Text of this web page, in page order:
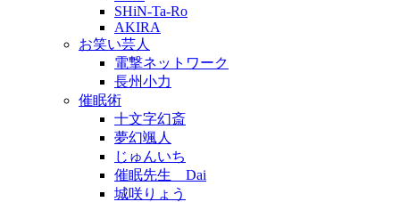
SHiN-Ta-Ro
AKIRA
お笑い芸人
電撃ネットワーク
長州小力
催眠術
十文字幻斎
夢幻颯人
じゅんいち
催眠先生 Dai
城咲りょう